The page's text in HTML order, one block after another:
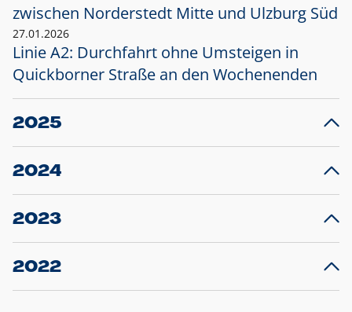
zwischen Norderstedt Mitte und Ulzburg Süd
27.01.2026
Linie A2: Durchfahrt ohne Umsteigen in
Quickborner Straße an den Wochenenden
2025
23.12.2025
Projekt S5: Start der Bauarbeiten am
2024
10.12.2024
Großprojekt S5: Sperrung der Bahnstraße in
2023
20.12.2023
Schleswig-Holstein verlängert den
2022
22.12.2022